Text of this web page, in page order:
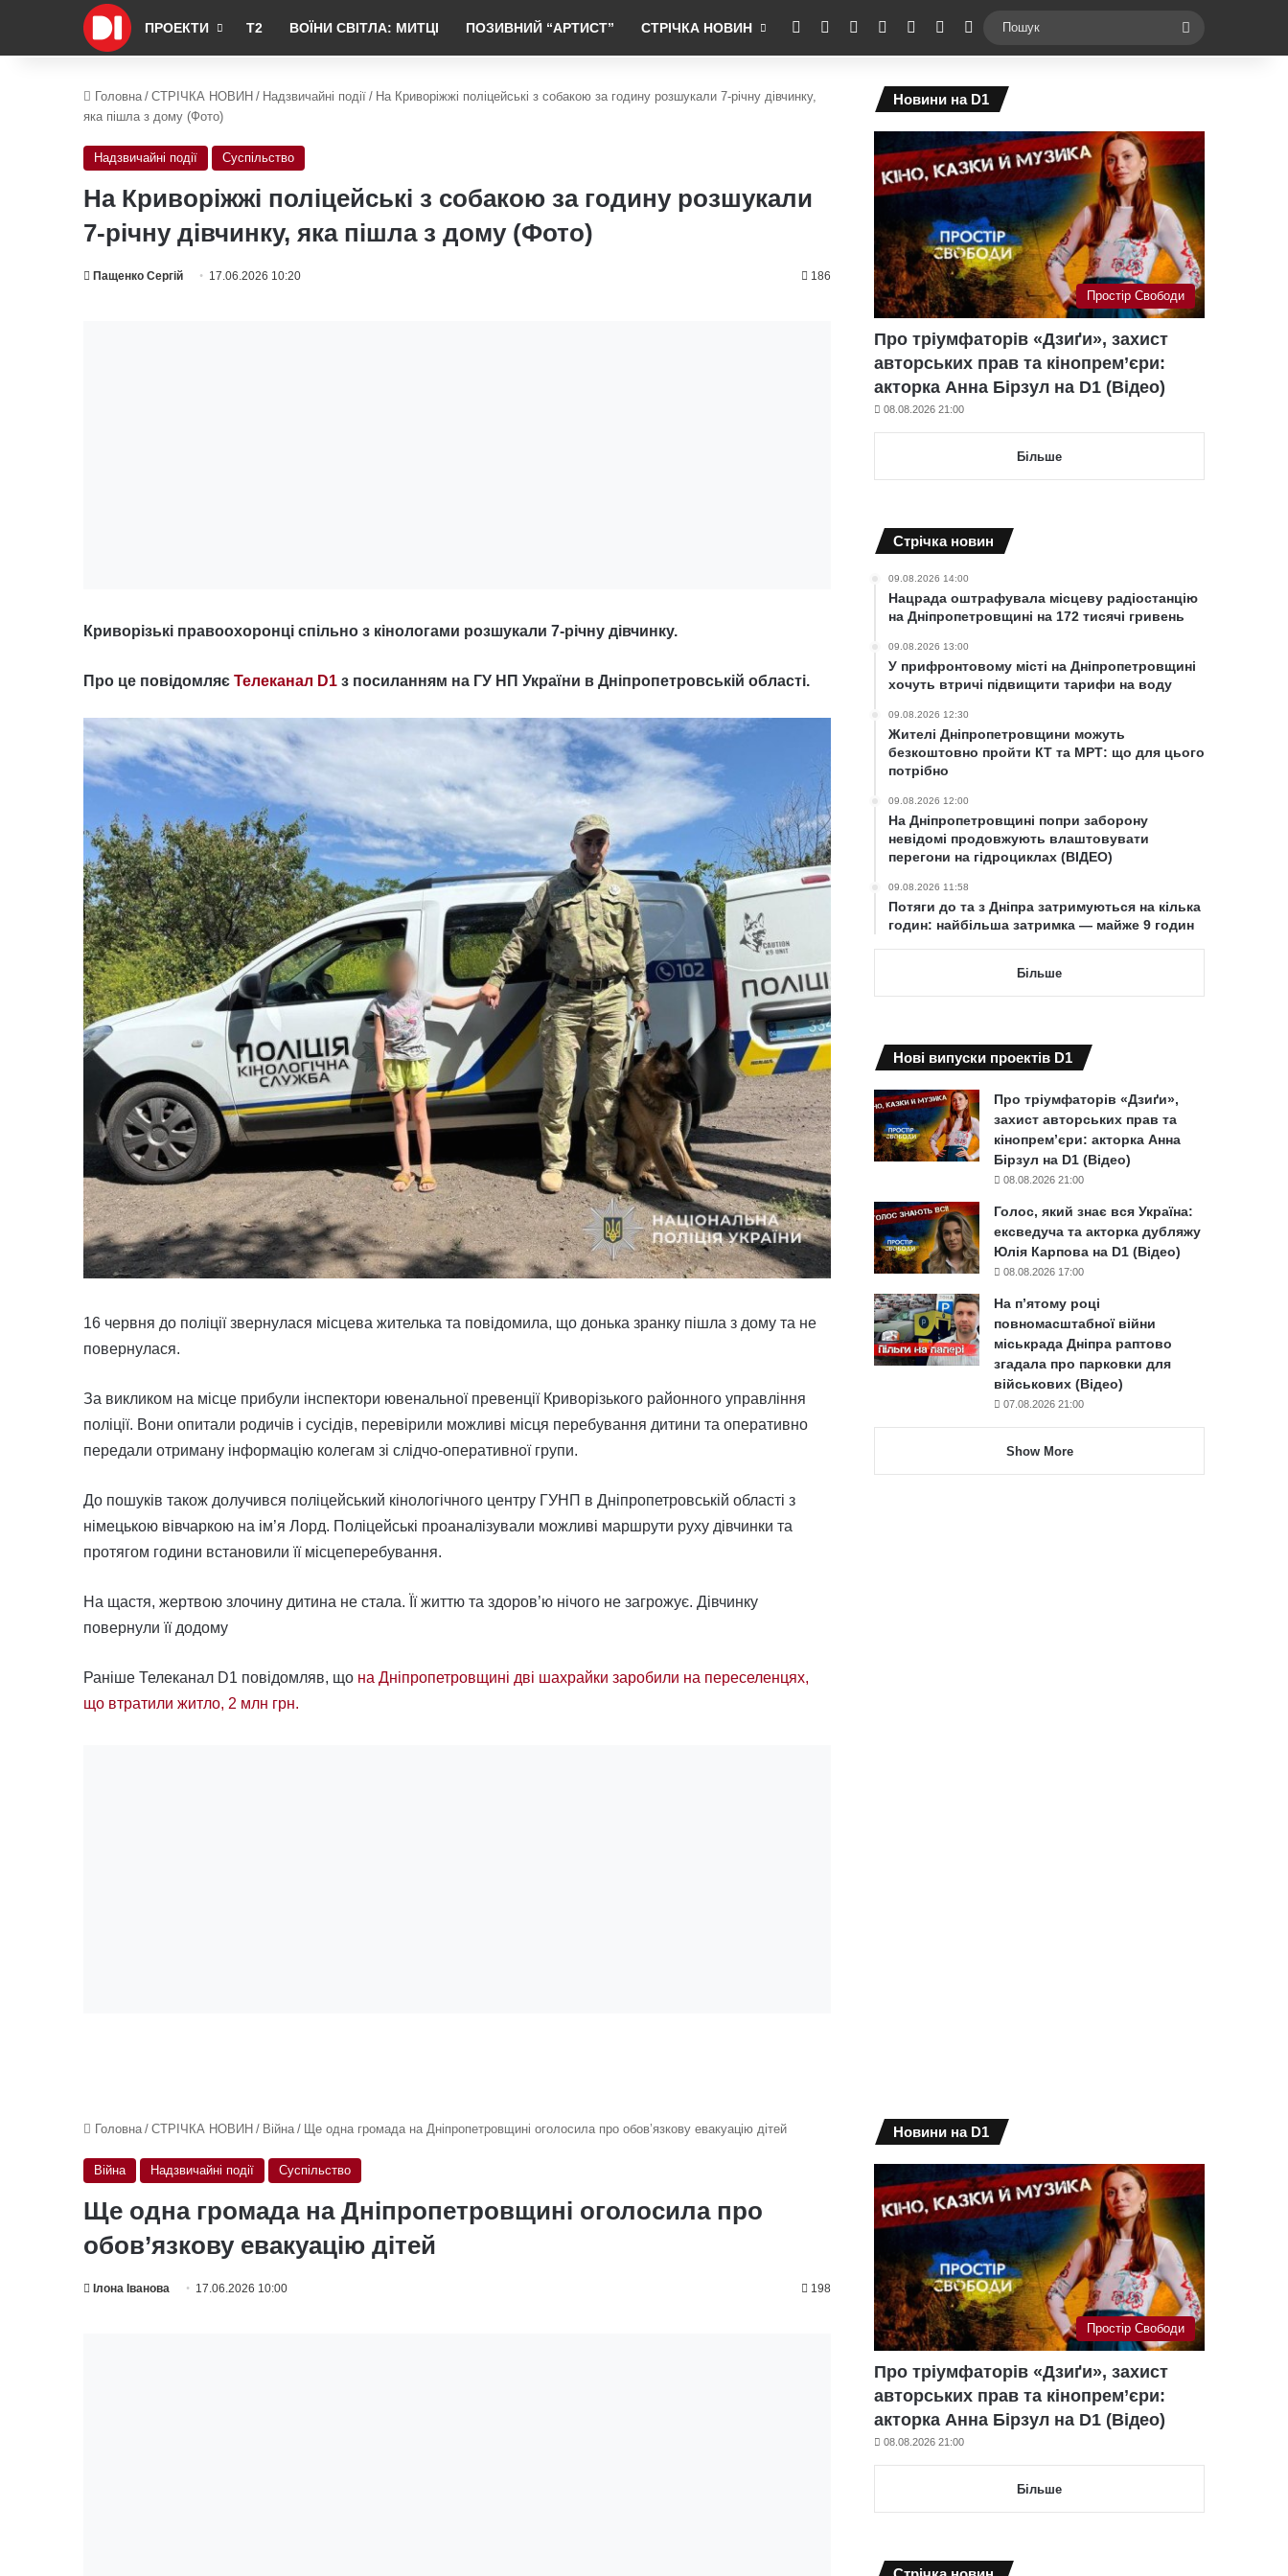
ПРОЕКТИ Т2 ВОЇНИ СВІТЛА: МИТЦІ ПОЗИВНИЙ “АРТИСТ” СТРІЧКА НОВИН RSS Facebook YouTubeInstagramTelegramSwitch skin
Головна / СТРІЧКА НОВИН / Надзвичайні події / На Криворіжжі поліцейські з собакою за годину розшукали 7-річну дівчинку,
яка пішла з дому (Фото)
Надзвичайні події Суспільство
На Криворіжжі поліцейські з собакою за годину розшукали
7-річну дівчинку, яка пішла з дому (Фото)
Пащенко Сергій 17.06.2026 10:20 186
Криворізькі правоохоронці спільно з кінологами розшукали 7-річну дівчинку.
Про це повідомляє Телеканал D1 з посиланням на ГУ НП України в Дніпропетровській області.
16 червня до поліції звернулася місцева жителька та повідомила, що донька зранку пішла з дому та не
повернулася.
За викликом на місце прибули інспектори ювенальної превенції Криворізького районного управління
поліції. Вони опитали родичів і сусідів, перевірили можливі місця перебування дитини та оперативно
передали отриману інформацію колегам зі слідчо-оперативної групи.
До пошуків також долучився поліцейський кінологічного центру ГУНП в Дніпропетровській області з
німецькою вівчаркою на ім’я Лорд. Поліцейські проаналізували можливі маршрути руху дівчинки та
протягом години встановили її місцеперебування.
На щастя, жертвою злочину дитина не стала. Її життю та здоров’ю нічого не загрожує. Дівчинку
повернули її додому
Раніше Телеканал D1 повідомляв, що на Дніпропетровщині дві шахрайки заробили на переселенцях,
що втратили житло, 2 млн грн.
Новини на D1
Простір Свободи
Про тріумфаторів «Дзиґи», захист
авторських прав та кінопрем’єри:
акторка Анна Бірзул на D1 (Відео)
08.08.2026 21:00
Більше
Cтрічка новин
09.08.2026 14:00
Нацрада оштрафувала місцеву радіостанцію
на Дніпропетровщині на 172 тисячі гривень
09.08.2026 13:00
У прифронтовому місті на Дніпропетровщині
хочуть втричі підвищити тарифи на воду
09.08.2026 12:30
Жителі Дніпропетровщини можуть
безкоштовно пройти КТ та МРТ: що для цього
потрібно
09.08.2026 12:00
На Дніпропетровщині попри заборону
невідомі продовжують влаштовувати
перегони на гідроциклах (ВІДЕО)
09.08.2026 11:58
Потяги до та з Дніпра затримуються на кілька
годин: найбільша затримка — майже 9 годин
Більше
Нові випуски проектів D1
Про тріумфаторів «Дзиґи»,
захист авторських прав та
кінопрем’єри: акторка Анна
Бірзул на D1 (Відео)
08.08.2026 21:00
Голос, який знає вся Україна:
ексведуча та акторка дубляжу
Юлія Карпова на D1 (Відео)
08.08.2026 17:00
На п’ятому році
повномасштабної війни
міськрада Дніпра раптово
згадала про парковки для
військових (Відео)
07.08.2026 21:00
Show More